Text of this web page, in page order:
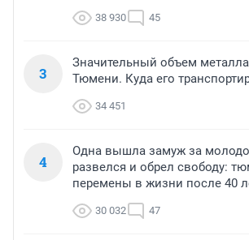
38 930 45
3
Значительный объем
Тюмени. Куда его
34 451
4
Одна вышла замуж за
развелся и обрел свободу:
перемены в жизни после 40
30 032 47